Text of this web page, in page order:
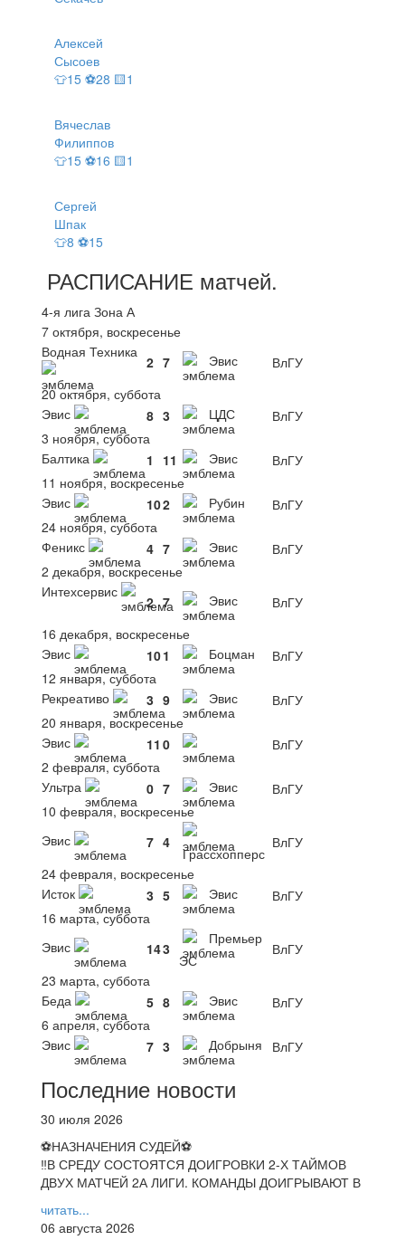
Алексей
Сысоев
👕15 ⚽28 🟨1
Вячеслав
Филиппов
👕15 ⚽16 🟨1
Сергей
Шпак
👕8 ⚽15
РАСПИСАНИЕ матчей.
4-я лига Зона А
7 октября, воскресенье
Водная Техника
2 7 Эвис
ВлГУ
20 октября, суббота
Эвис
8 3 ЦДС
ВлГУ
3 ноября, суббота
Балтика
1 11 Эвис
ВлГУ
11 ноября, воскресенье
Эвис
102 Рубин
ВлГУ
24 ноября, суббота
Феникс
4 7 Эвис
ВлГУ
2 декабря, воскресенье
Интехсервис
2 7 Эвис
ВлГУ
16 декабря, воскресенье
Эвис
101 Боцман
ВлГУ
12 января, суббота
Рекреативо
3 9 Эвис
ВлГУ
20 января, воскресенье
Эвис
11 0
ВлГУ
2 февраля, суббота
Ультра
0 7 Эвис
ВлГУ
10 февраля, воскресенье
Эвис
7 4
Грассхопперс
ВлГУ
24 февраля, воскресенье
Исток
3 5 Эвис
ВлГУ
16 марта, суббота
Эвис
143
Премьер
ЭС
ВлГУ
23 марта, суббота
Беда
5 8 Эвис
ВлГУ
6 апреля, суббота
Эвис
7 3 Добрыня ВлГУ
Последние новости
30 июля 2026
⚽НАЗНАЧЕНИЯ СУДЕЙ⚽
‼В СРЕДУ СОСТОЯТСЯ ДОИГРОВКИ 2-Х ТАЙМОВ
ДВУХ МАТЧЕЙ 2А ЛИГИ. КОМАНДЫ ДОИГРЫВАЮТ В
читать...
06 августа 2026